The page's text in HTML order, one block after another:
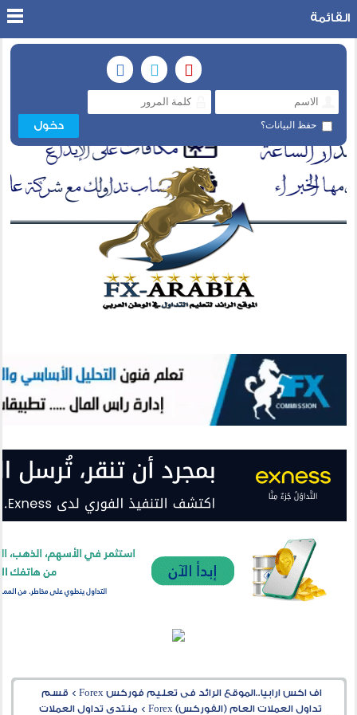
حفظ البيانات؟
القائمة
اف اكس ارابيا..الموقع الرائد فى تعليم فوركس Forex > قسم
تداول العملات العام (الفوركس) Forex
> منتدى تداول العملات